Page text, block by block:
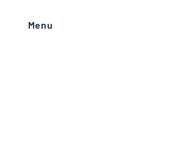
Menu